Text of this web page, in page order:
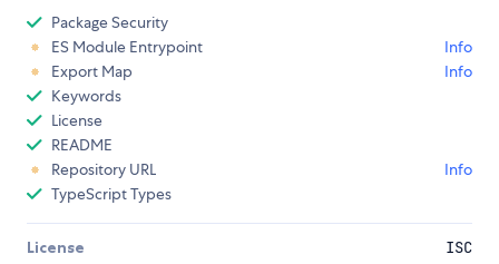
Package Security
ES Module Entrypoint
Info
Export Map
Info
Keywords
License
README
Repository URL
Info
TypeScript Types
License ISC